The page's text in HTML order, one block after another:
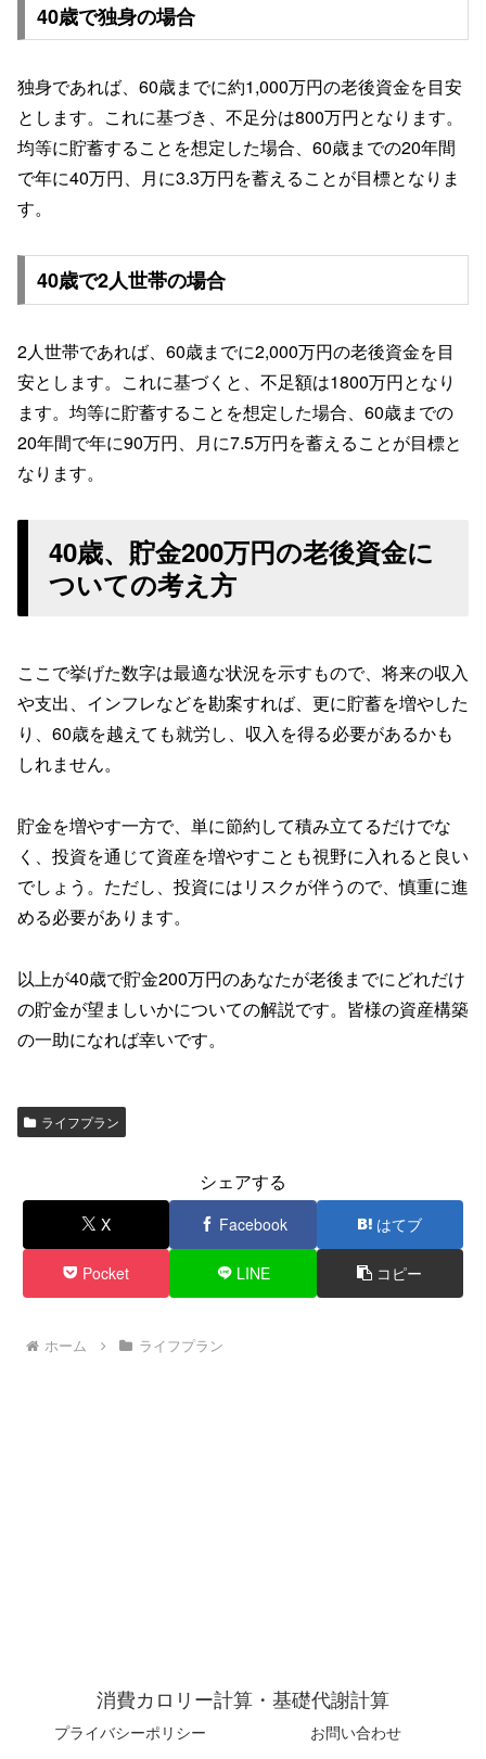
40歳で独身の場合
独身であれば、60歳までに約1,000万円の老後資金を目安
とします。これに基づき、不足分は800万円となります。
均等に貯蓄することを想定した場合、60歳までの20年間
で年に40万円、月に3.3万円を蓄えることが目標となりま
す。
40歳で2人世帯の場合
2人世帯であれば、60歳までに2,000万円の老後資金を目
安とします。これに基づくと、不足額は1800万円となり
ます。均等に貯蓄することを想定した場合、60歳までの
20年間で年に90万円、月に7.5万円を蓄えることが目標と
なります。
40歳、貯金200万円の老後資金に
ついての考え方
ここで挙げた数字は最適な状況を示すもので、将来の収入
や支出、インフレなどを勘案すれば、更に貯蓄を増やした
り、60歳を越えても就労し、収入を得る必要があるかも
しれません。
貯金を増やす一方で、単に節約して積み立てるだけでな
く、投資を通じて資産を増やすことも視野に入れると良い
でしょう。ただし、投資にはリスクが伴うので、慎重に進
める必要があります。
以上が40歳で貯金200万円のあなたが老後までにどれだけ
の貯金が望ましいかについての解説です。皆様の資産構築
の一助になれば幸いです。
ライフプラン
シェアする
X Facebook はてブ
Pocket LINE コピー
ホーム ライフプラン
消費カロリー計算・基礎代謝計算
プライバシーポリシー
お問い合わせ